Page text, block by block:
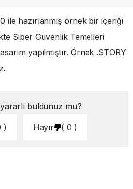
ile hazırlanmış örnek bir içeriği
Siber Güvenlik Temelleri
yapılmıştır. Örnek .STORY
yararlı buldunuz mu?
Hayır 0